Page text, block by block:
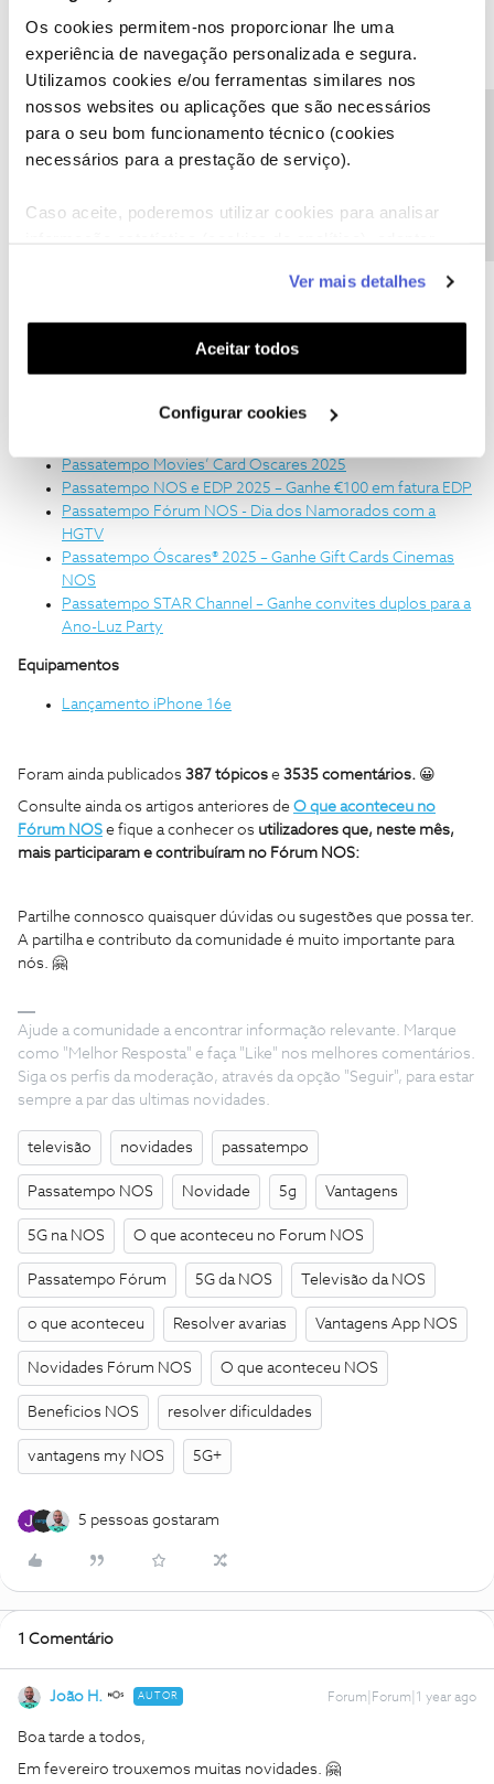
Os cookies permitem-nos proporcionar lhe uma
experiência de navegação personalizada e segura.
Utilizamos cookies e/ou ferramentas similares nos
nossos websites ou aplicações que são necessários
para o seu bom funcionamento técnico (cookies
necessários para a prestação de serviço).
Caso aceite, poderemos utilizar cookies para analisar
funcionalidades (cookies de personalização e
funcionalidade) e adaptar anúncios aos seus interesses
(cookies de publicidade personalizada). Pode gerir a
utilização dos cookies clicando em "Configurar
Ver mais detalhes
Aceitar todos
Configurar cookies
Azores TV na NOS
Canal Hollywood – Veja filmes galardoados pela Academia
no Canal Hollywood
Como resolver avarias técnicas de Televisão na my NOS
Como fazer compras online em segurança
Telefone Fixo NOS
Cinemas NOS
Passatempo Movies’ Card Óscares 2025
Passatempo NOS e EDP 2025 – Ganhe €100 em fatura EDP
Passatempo Fórum NOS - Dia dos Namorados com a
HGTV
Passatempo Óscares® 2025 – Ganhe Gift Cards Cinemas
NOS
Passatempo STAR Channel – Ganhe convites duplos para a
Ano-Luz Party
Equipamentos
Lançamento iPhone 16e
Foram ainda publicados 387 tópicos e 3535 comentários. 😀
Consulte ainda os artigos anteriores de O que aconteceu no
Fórum NOS e fique a conhecer os utilizadores que, neste mês,
mais participaram e contribuíram no Fórum NOS:
Partilhe connosco quaisquer dúvidas ou sugestões que possa ter.
A partilha e contributo da comunidade é muito importante para
nós. 🤗
Ajude a comunidade a encontrar informação relevante. Marque
como "Melhor Resposta" e faça "Like" nos melhores comentários.
Siga os perfis da moderação, através da opção "Seguir", para estar
sempre a par das ultimas novidades.
televisão novidades passatempo
Passatempo NOS Novidade 5g Vantagens
5G na NOS O que aconteceu no Forum NOS
Passatempo Fórum 5G da NOS Televisão da NOS
o que aconteceu Resolver avarias Vantagens App NOS
Novidades Fórum NOS O que aconteceu NOS
Beneficios NOS resolver dificuldades
vantagens my NOS 5G+
5 pessoas gostaram
1 Comentário
João H. AUTOR Forum|Forum|1 year ago
Boa tarde a todos,
Em fevereiro trouxemos muitas novidades. 🤗